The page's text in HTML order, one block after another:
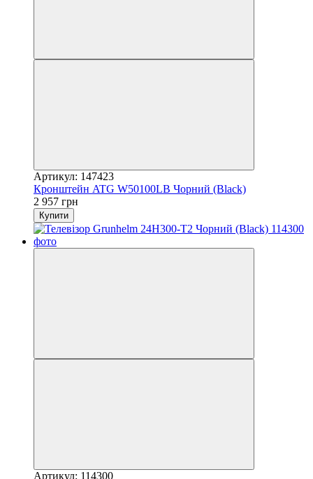
Артикул: 147423
Кронштейн ATG W50100LB Чорний (Black)
2 957 грн
Купити
Артикул: 114300